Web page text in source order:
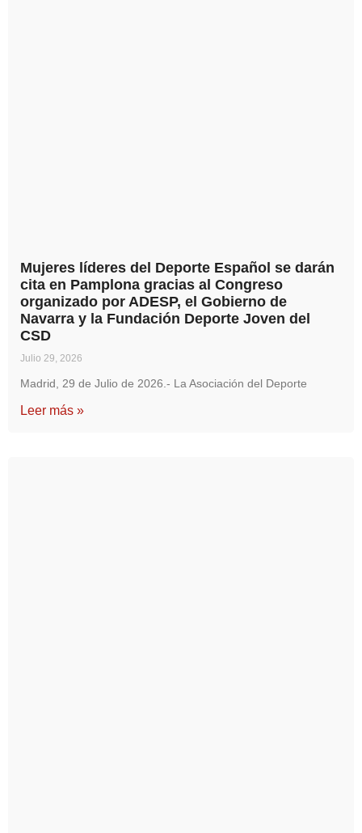
Mujeres líderes del Deporte Español se darán
cita en Pamplona gracias al Congreso
organizado por ADESP, el Gobierno de
Navarra y la Fundación Deporte Joven del
CSD
Julio 29, 2026
Madrid, 29 de Julio de 2026.- La Asociación del Deporte
Leer más »